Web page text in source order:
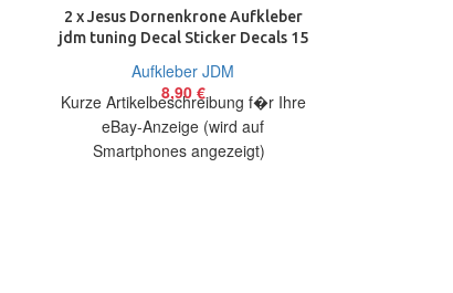
2 x Jesus Dornenkrone Aufkleber
jdm tuning Decal Sticker Decals 15
Aufkleber JDM
8,90 €
Kurze Artikelbeschreibung f�r Ihre
eBay-Anzeige (wird auf
Smartphones angezeigt)